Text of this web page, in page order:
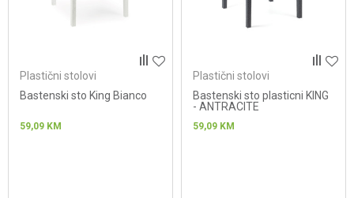
Plastični stolovi
Bastenski sto King Bianco
59,09 KM
Plastični stolovi
Bastenski sto plasticni KING
- ANTRACITE
59,09 KM